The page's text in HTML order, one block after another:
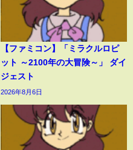
【ファミコン】「ミラクルロピ
ット ～2100年の大冒険～」 ダイ
ジェスト
2026年8月6日